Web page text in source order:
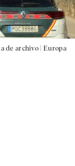
de archivo | Europa